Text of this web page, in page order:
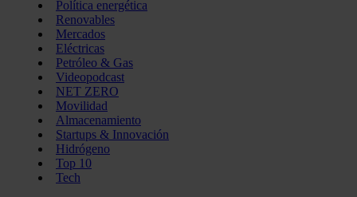
Política energética
Renovables
Mercados
Eléctricas
Petróleo & Gas
Videopodcast
NET ZERO
Movilidad
Almacenamiento
Startups & Innovación
Hidrógeno
Top 10
Tech